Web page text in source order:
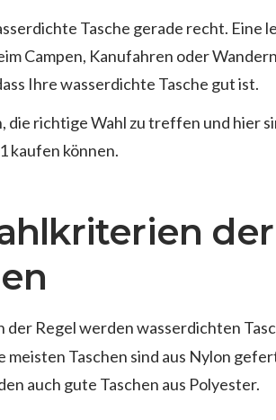
Tasche gerade recht. Eine
Campen, Kanufahren oder
Ihre wasserdichte Tasche gut ist.
die richtige Wahl zu treffen und hier
kaufen können.
der Regel werden wasserdichten
meisten Taschen sind aus Nylon
auch gute Taschen aus Polyester.